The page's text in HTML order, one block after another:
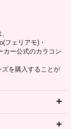
フェリアモ)・
カー公式のカラコン
を購入することが